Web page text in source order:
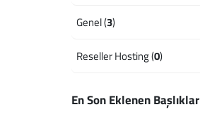
Genel (3)
Reseller Hosting (0)
En Son Eklenen Başlıklar